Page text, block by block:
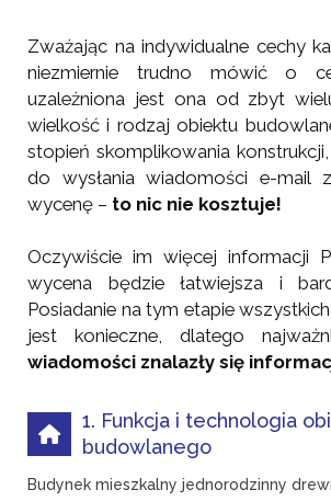
Zważając na indywidualne cechy
niezmiernie trudno mówić o
uzależniona jest ona od zbyt
wielkość i rodzaj obiektu
stopień skomplikowania
do wysłania wiadomości e-mail
wycenę – to nic nie kosztuje!
Oczywiście im więcej informacji
wycena będzie łatwiejsza i
Posiadanie na tym etapie
jest konieczne, dlatego
wiadomości znalazły się
1. Funkcja i technologia
budowlanego
Budynek mieszkalny jednorodzinny